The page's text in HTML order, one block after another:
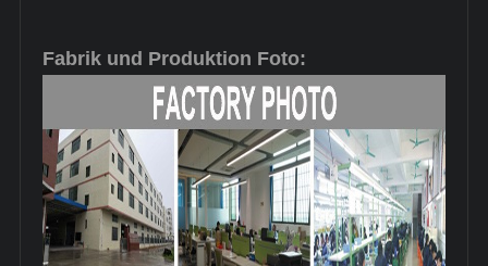
Fabrik und Produktion Foto: